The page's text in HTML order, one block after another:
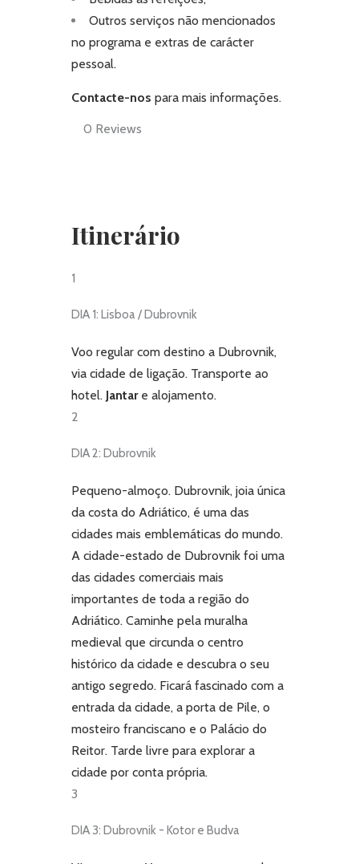
Outros serviços não mencionados
no programa e extras de carácter
pessoal.
Contacte-nos para mais informações.
0 Reviews
Itinerário
1
DIA 1: Lisboa / Dubrovnik
Voo regular com destino a Dubrovnik,
via cidade de ligação. Transporte ao
hotel. Jantare alojamento.
2
DIA 2: Dubrovnik
Pequeno-almoço. Dubrovnik, joia única
da costa do Adriático, é uma das
cidades mais emblemáticas do mundo.
A cidade-estado de Dubrovnik foi uma
das cidades comerciais mais
importantes de toda a região do
Adriático. Caminhe pela muralha
medieval que circunda o centro
histórico da cidade e descubra o seu
antigo segredo. Ficará fascinado com a
entrada da cidade, a porta de Pile, o
mosteiro franciscano e o Palácio do
Reitor. Tarde livre para explorar a
cidade por conta própria.
3
DIA 3: Dubrovnik - Kotor e Budva